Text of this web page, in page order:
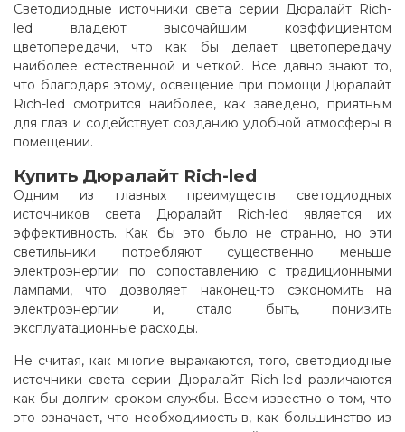
Светодиодные источники света серии Дюралайт Rich-
led владеют высочайшим коэффициентом
цветопередачи, что как бы делает цветопередачу
наиболее естественной и четкой. Все давно знают то,
что благодаря этому, освещение при помощи Дюралайт
Rich-led смотрится наиболее, как заведено, приятным
для глаз и содействует созданию удобной атмосферы в
помещении.
Купить Дюралайт Rich-led
Одним из главных преимуществ светодиодных
источников света Дюралайт Rich-led является их
эффективность. Как бы это было не странно, но эти
светильники потребляют существенно меньше
электроэнергии по сопоставлению с традиционными
лампами, что дозволяет наконец-то сэкономить на
электроэнергии и, стало быть, понизить
эксплуатационные расходы.
Не считая, как многие выражаются, того, светодиодные
источники света серии Дюралайт Rich-led различаются
как бы долгим сроком службы. Всем известно о том, что
это означает, что необходимость в, как большинство из